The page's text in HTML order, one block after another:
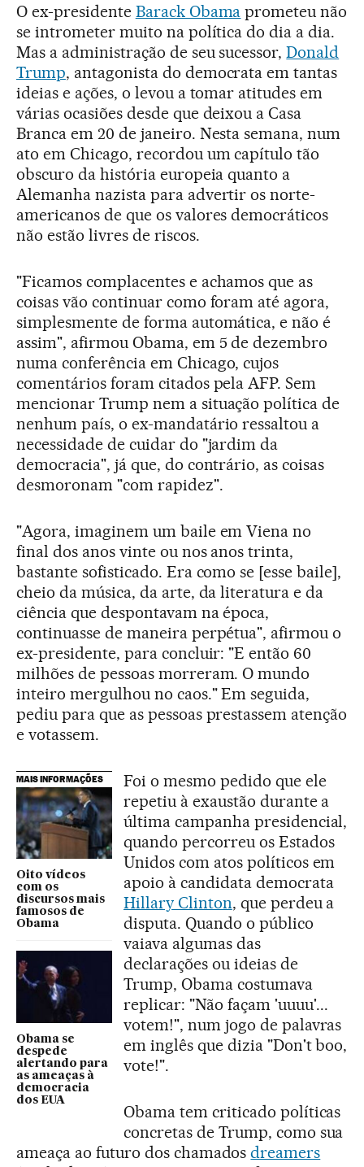
O ex-presidente Barack Obama prometeu não
se intrometer muito na política do dia a dia.
Mas a administração de seu sucessor,Donald
Trump, antagonista do democrata em tantas
ideias e ações, o levou a tomar atitudes em
várias ocasiões desde que deixou a Casa
Branca em 20 de janeiro. Nesta semana, num
ato em Chicago, recordou um capítulo tão
obscuro da história europeia quanto a
Alemanha nazista para advertir os norte-
americanos de que os valores democráticos
não estão livres de riscos.
"Ficamos complacentes e achamos que as
coisas vão continuar como foram até agora,
simplesmente de forma automática, e não é
assim", afirmou Obama, em 5 de dezembro
numa conferência em Chicago, cujos
comentários foram citados pela AFP. Sem
mencionar Trump nem a situação política de
nenhum país, o ex-mandatário ressaltou a
necessidade de cuidar do "jardim da
democracia", já que, do contrário, as coisas
desmoronam "com rapidez".
"Agora, imaginem um baile em Viena no
final dos anos vinte ou nos anos trinta,
bastante sofisticado. Era como se [esse baile],
cheio da música, da arte, da literatura e da
ciência que despontavam na época,
continuasse de maneira perpétua", afirmou o
ex-presidente, para concluir: "E então 60
milhões de pessoas morreram. O mundo
inteiro mergulhou no caos." Em seguida,
pediu para que as pessoas prestassem atenção
e votassem.
MAIS INFORMAÇÕES
Oito vídeos
com os
discursos mais
famosos de
Obama
Obama se
despede
alertando para
as ameaças à
democracia
dos EUA
Foi o mesmo pedido que ele
repetiu à exaustão durante a
última campanha presidencial,
quando percorreu os Estados
Unidos com atos políticos em
apoio à candidata democrata
Hillary Clinton, que perdeu a
disputa. Quando o público
vaiava algumas das
declarações ou ideias de
Trump, Obama costumava
replicar: "Não façam 'uuuu'...
votem!", num jogo de palavras
em inglês que dizia "Don't boo,
vote!".
Obama tem criticado políticas
concretas de Trump, como sua
ameaça ao futuro dos chamadosdreamers